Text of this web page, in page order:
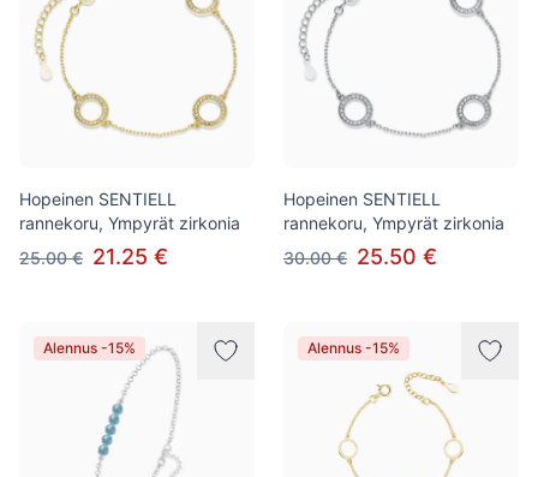
Hopeinen SENTIELL
rannekoru, Ympyrät zirkonia
25.00 € 21.25 €
Hopeinen SENTIELL
rannekoru, Ympyrät zirkonia
30.00 € 25.50 €
Alennus -15% Alennus -15%